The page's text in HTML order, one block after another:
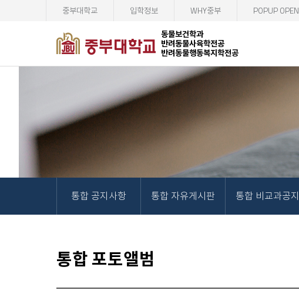
동물보건학과
반려동물사육학전공
반려동물행동복지학전공
중부대학교 입학정보 WHY중부 POPUP OPEN
통합 공지사항 통합 자유게시판 통합 비교과공지
통합 포토앨범